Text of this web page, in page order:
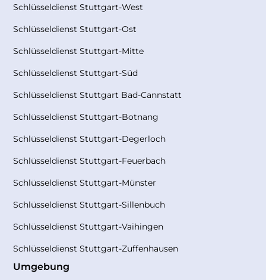
Schlüsseldienst Stuttgart-West
Schlüsseldienst Stuttgart-Ost
Schlüsseldienst Stuttgart-Mitte
Schlüsseldienst Stuttgart-Süd
Schlüsseldienst Stuttgart Bad-Cannstatt
Schlüsseldienst Stuttgart-Botnang
Schlüsseldienst Stuttgart-Degerloch
Schlüsseldienst Stuttgart-Feuerbach
Schlüsseldienst Stuttgart-Münster
Schlüsseldienst Stuttgart-Sillenbuch
Schlüsseldienst Stuttgart-Vaihingen
Schlüsseldienst Stuttgart-Zuffenhausen
Umgebung